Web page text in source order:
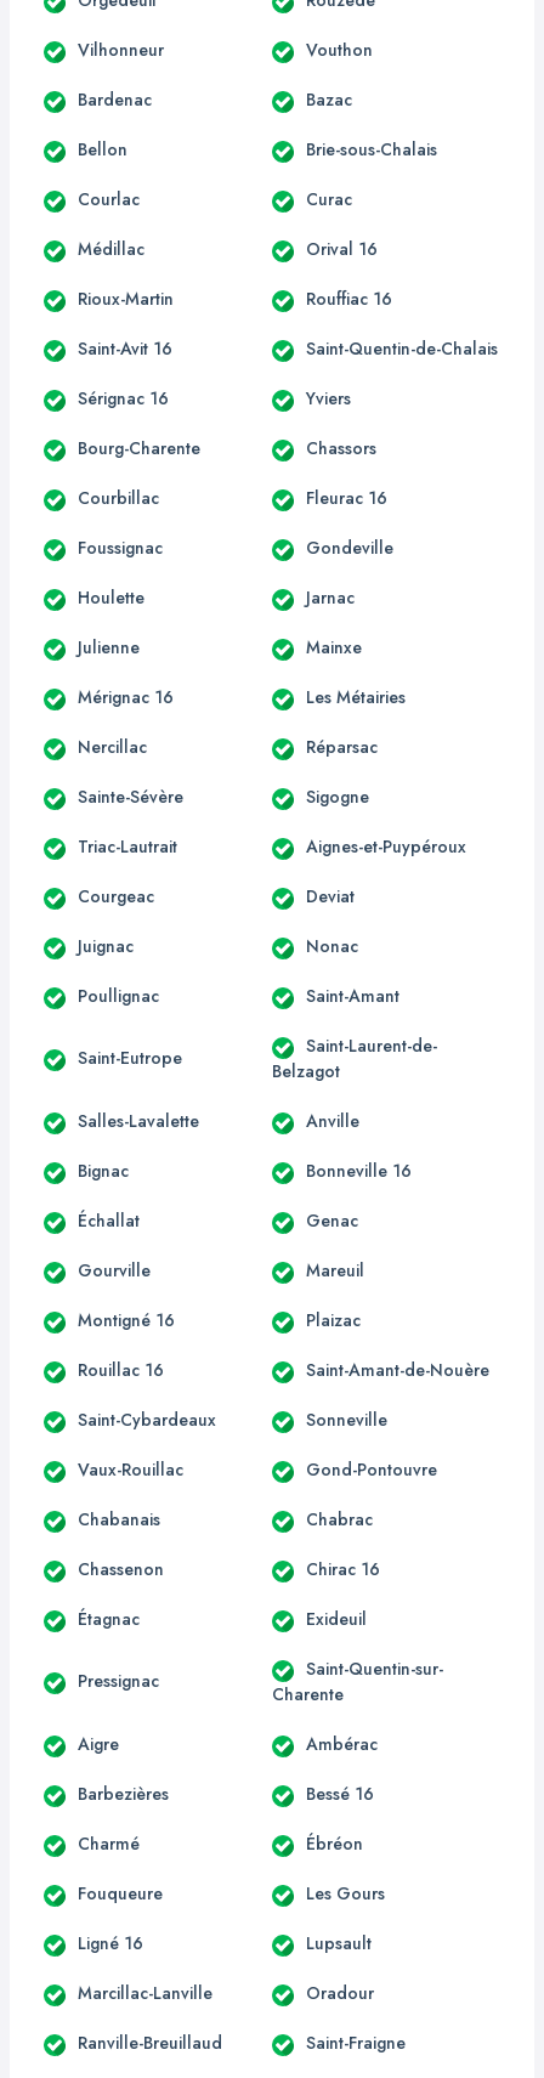
Vilhonneur Vouthon
Bardenac Bazac
Bellon Brie-sous-Chalais
Courlac Curac
Médillac Orival 16
Rioux-Martin Rouffiac 16
Saint-Avit 16 Saint-Quentin-de-Chalais
Sérignac 16 Yviers
Bourg-Charente Chassors
Courbillac Fleurac 16
Foussignac Gondeville
Houlette Jarnac
Julienne Mainxe
Mérignac 16 Les Métairies
Nercillac Réparsac
Sainte-Sévère Sigogne
Triac-Lautrait Aignes-et-Puypéroux
Courgeac Deviat
Juignac Nonac
Poullignac Saint-Amant
Saint-Eutrope
Saint-Laurent-de-
Belzagot
Salles-Lavalette Anville
Bignac Bonneville 16
Échallat Genac
Gourville Mareuil
Montigné 16 Plaizac
Rouillac 16 Saint-Amant-de-Nouère
Saint-Cybardeaux Sonneville
Vaux-Rouillac Gond-Pontouvre
Chabanais Chabrac
Chassenon Chirac 16
Étagnac Exideuil
Pressignac
Saint-Quentin-sur-
Charente
Aigre Ambérac
Barbezières Bessé 16
Charmé Ébréon
Fouqueure Les Gours
Ligné 16 Lupsault
Marcillac-Lanville Oradour
Ranville-Breuillaud Saint-Fraigne